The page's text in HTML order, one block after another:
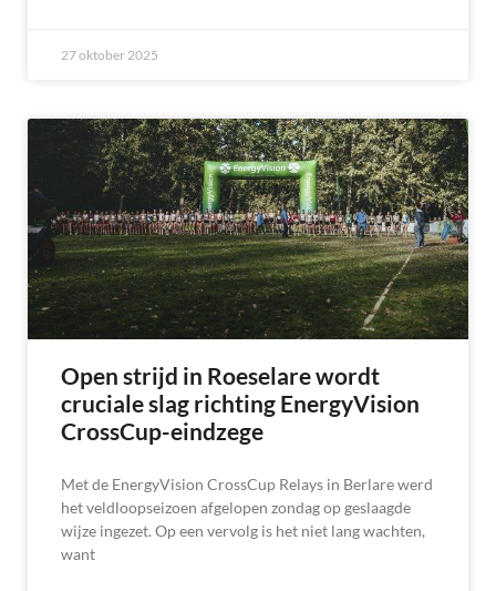
27 oktober 2025
Open strijd in Roeselare wordt
cruciale slag richting EnergyVision
CrossCup-eindzege
Met de EnergyVision CrossCup Relays in Berlare werd
het veldloopseizoen afgelopen zondag op geslaagde
wijze ingezet. Op een vervolg is het niet lang wachten,
want